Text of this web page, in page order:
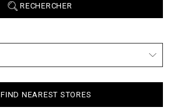
RECHERCHER
FIND NEAREST STORES